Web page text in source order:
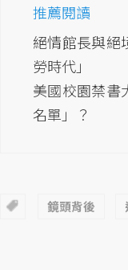
推薦閱讀
絕情館長與絕
勞時代」
美國校園禁書
名單」？
鏡頭背後